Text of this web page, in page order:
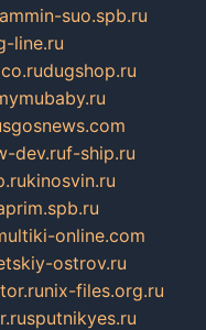
suo.spb.ru
line.ru
dugshop.ru
dev.ruf-ship.ru
kinosvin.ru
online.com
ostrov.ru
nix-files.org.ru
sputnikyes.ru